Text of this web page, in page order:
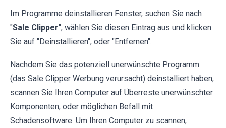
Im Programme deinstallieren Fenster, suchen Sie nach
"Sale Clipper", wählen Sie diesen Eintrag aus und klicken
Sie auf "Deinstallieren", oder "Entfernen".
Nachdem Sie das potenziell unerwünschte Programm
(das Sale Clipper Werbung verursacht) deinstalliert haben,
scannen Sie Ihren Computer auf Überreste unerwünschter
Komponenten, oder möglichen Befall mit
Schadensoftware. Um Ihren Computer zu scannen,